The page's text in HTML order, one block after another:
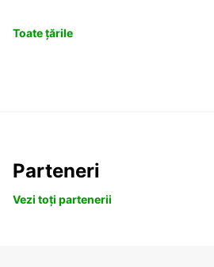
Toate țările
Parteneri
Vezi toți partenerii